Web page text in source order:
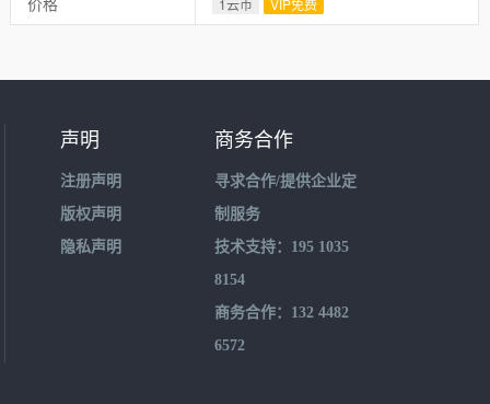
1云币 VIP免费
声明
注册声明
版权声明
隐私声明
商务合作
寻求合作/提供企业定
制服务
技术支持：195 1035
8154
商务合作：132 4482
6572